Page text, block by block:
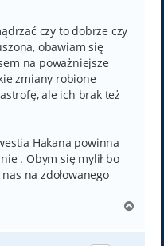
czy to dobrze czy
obawiam się
na poważniejsze
zmiany robione
ale ich brak też
Hakana powinna
. Obym się mylił bo
na zdołowanego
g